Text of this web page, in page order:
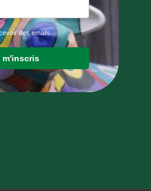
des emails
m'inscris